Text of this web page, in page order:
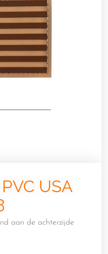
USA
aan de achterzijde